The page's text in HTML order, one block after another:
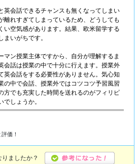
英会話できるチャンスも無くなってしまい
離れすぎてしまっているため、どうしても
い空気感があります。結果、欧米留学する
いがちです。
マン授業主体ですから、自分が理解するま
会話は授業の中で十分に行えます。授業外
英会話をする必要性がありません。気心知
の中で会話、授業外ではコツコツ予習風習
方でも充実した時間を送れるのがフィリピ
しょうか。
価！
ましたか？